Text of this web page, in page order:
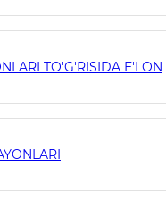
TO'G'RISIDA E'LON